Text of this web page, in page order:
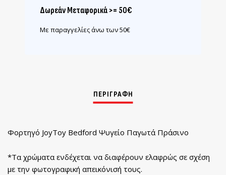
Δωρεάν Μεταφορικά >= 50€
Με παραγγελίες άνω των 50€
Φορτηγό JoyToy Bedford Ψυγείο Παγωτά Πράσινο
*Τα χρώματα ενδέχεται να διαφέρουν ελαφρώς σε σχέση
με την φωτογραφική απεικόνισή τους.